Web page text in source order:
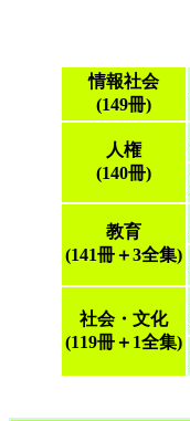
情報社会
(149冊)
人権
(140冊)
教育
(141冊＋3全集)
社会・文化
(119冊＋1全集)